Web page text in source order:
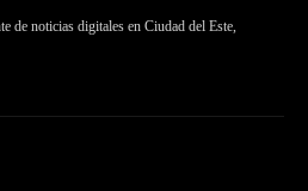
de noticias digitales en Ciudad del Este,